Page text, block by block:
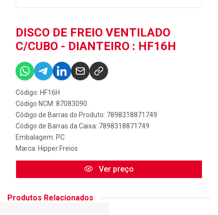
DISCO DE FREIO VENTILADO
C/CUBO - DIANTEIRO : HF16H
Código: HF16H
Código NCM: 87083090
Código de Barras do Produto: 7898318871749
Código de Barras da Caixa: 7898318871749
Embalagem: PC
Marca: Hipper Freios
Ver preço
Produtos Relacionados